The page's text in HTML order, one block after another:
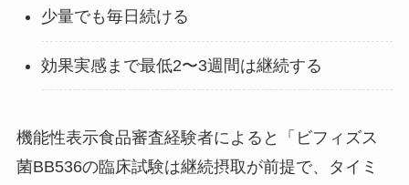
少量でも毎日続ける
効果実感まで最低2〜3週間は継続する
機能性表示食品審査経験者によると「ビフィズス
菌BB536の臨床試験は継続摂取が前提で、タイミ